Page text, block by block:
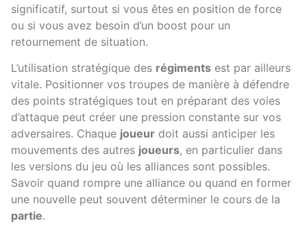
significatif, surtout si vous êtes en position de force
ou si vous avez besoin d’un boost pour un
retournement de situation.
L’utilisation stratégique des régiments est par ailleurs
vitale. Positionner vos troupes de manière à défendre
des points stratégiques tout en préparant des voies
d’attaque peut créer une pression constante sur vos
adversaires. Chaque joueur doit aussi anticiper les
mouvements des autres joueurs, en particulier dans
les versions du jeu où les alliances sont possibles.
Savoir quand rompre une alliance ou quand en former
une nouvelle peut souvent déterminer le cours de la
partie.